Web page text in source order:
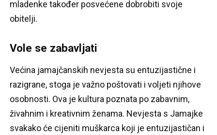
mladenke također posvećene dobrobiti svoje
obitelji.
Vole se zabavljati
Većina jamajčanskih nevjesta su entuzijastične i
razigrane, stoga je važno poštovati i voljeti njihove
osobnosti. Ova je kultura poznata po zabavnim,
živahnim i kreativnim ženama. Nevjesta s Jamajke
svakako će cijeniti muškarca koji je entuzijastičan i